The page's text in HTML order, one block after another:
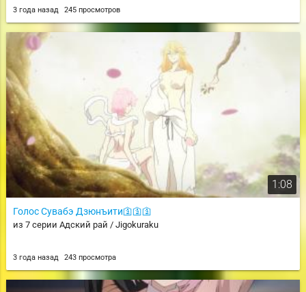
3 года назад 245 просмотров
1:08
Голос Сувабэ Дзюнъити🛐🛐🛐
из 7 серии Адский рай / Jigokuraku
3 года назад 243 просмотра